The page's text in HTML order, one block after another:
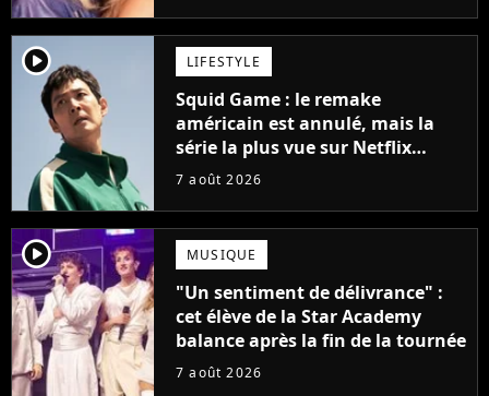
player2 LIFESTYLE
Squid Game : le remake
américain est annulé, mais la
série la plus vue sur Netflix
pourrait avoir une version
7 août 2026
player2 MUSIQUE
"Un sentiment de délivrance" :
cet élève de la Star Academy
balance après la fin de la tournée
7 août 2026